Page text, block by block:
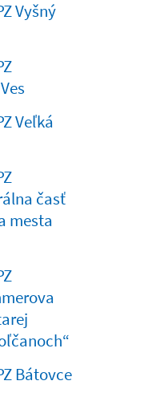
Vyšný
Veľká
časť
mesta
Bátovce